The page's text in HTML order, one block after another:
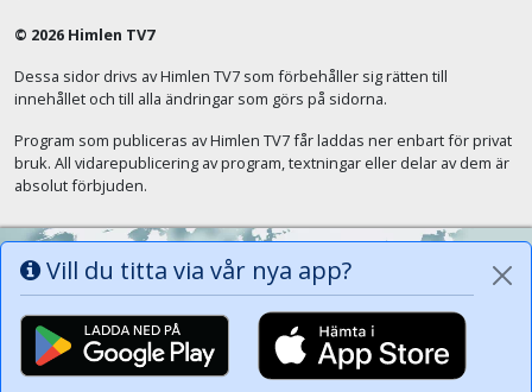
Vill du titta via vår nya app?
© 2026 Himlen TV7
Dessa sidor drivs av Himlen TV7 som förbehåller sig rätten till
innehållet och till alla ändringar som görs på sidorna.
Program som publiceras av Himlen TV7 får laddas ner enbart för privat
bruk. All vidarepublicering av program, textningar eller delar av dem är
absolut förbjuden.
Alla tungor ska bekänna att Jesus Kristus
är Herren, Gud Fadern till ära. (Fil 2:11)